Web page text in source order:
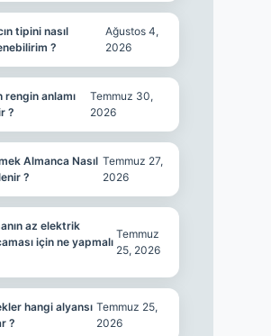
tipini nasıl
?
Ağustos 4,
2026
rengin anlamı
?
Temmuz 30,
2026
Almanca Nasıl
?
Temmuz 27,
2026
az elektrik
için ne yapmalı
Temmuz
25, 2026
hangi alyansı
?
Temmuz 25,
2026